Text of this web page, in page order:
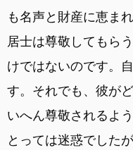
も名声と財産に恵ま
居士は尊敬してもら
けではないのです。
す。それでも、彼が
いへん尊敬されるよ
とっては迷惑でした